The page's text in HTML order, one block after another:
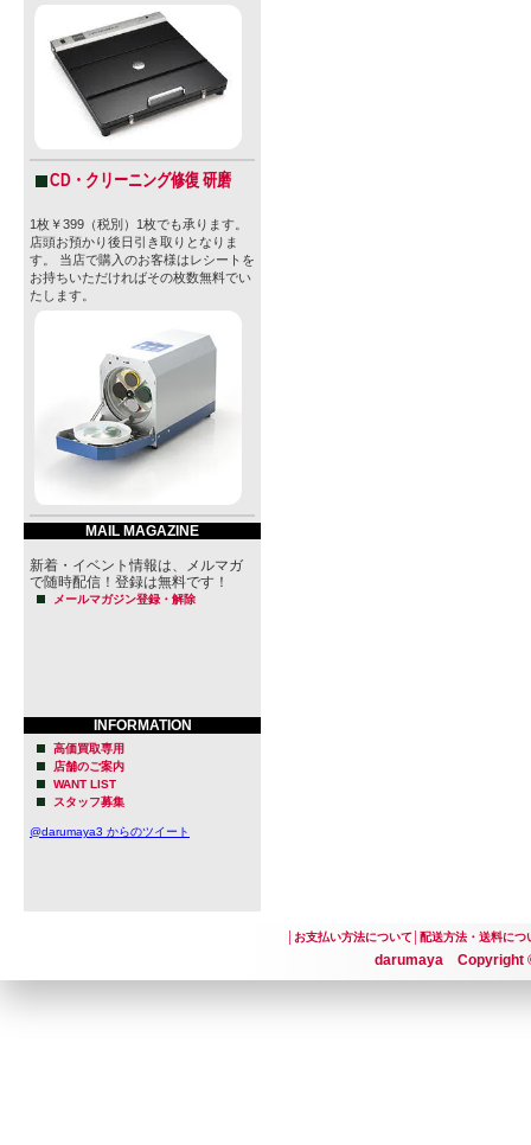
CD・クリーニング修復 研磨
1枚￥399（税別）1枚でも承ります。
店頭お預かり後日引き取りとなりま
す。 当店で購入のお客様はレシートを
お持ちいただければその枚数無料でい
たします。
MAIL MAGAZINE
新着・イベント情報は、メルマガ
で随時配信！登録は無料です！
メールマガジン登録・解除
INFORMATION
高価買取専用
店舗のご案内
WANT LIST
スタッフ募集
@darumaya3 からのツイート
お支払い方法について│ 配送方法・送料につ
darumaya Copyright